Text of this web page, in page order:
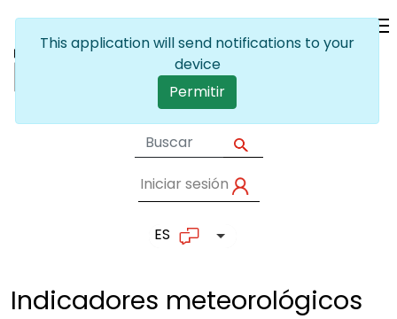
User account
Iniciar sesión
ES Lista adicional de
Indicadores meteorológicos
This application will send notifications to your
device
Permitir